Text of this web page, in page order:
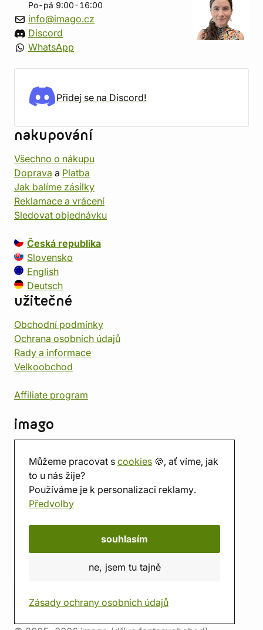
Můžeme pracovat s cookies 🍪, ať víme, jak
to u nás žije?
Používáme je k personalizaci reklamy.
Předvolby
souhlasím
ne, jsem tu tajně
Zásady ochrany osobních údajů
Po-pá 9:00-16:00
info@imago.cz
Discord
WhatsApp
Přidej se na Discord!
nakupování
Všechno o nákupu
Doprava a Platba
Jak balíme zásilky
Reklamace a vrácení
Sledovat objednávku
Česká republika
Slovensko
English
Deutsch
užitečné
Obchodní podmínky
Ochrana osobních údajů
Rady a informace
Velkoobchod
Affiliate program
imago
Prodejna
Herna
O nás
Hodnocení obchodu